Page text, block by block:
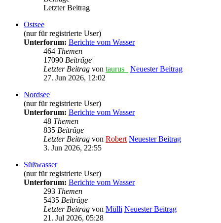
Letzter Beitrag
Ostsee
(nur für registrierte User)
Unterforum: Berichte vom Wasser
464 Themen
17090 Beiträge
Letzter Beitrag von taurus_
Neuester Beitrag
27. Jun 2026, 12:02
Nordsee
(nur für registrierte User)
Unterforum: Berichte vom Wasser
48 Themen
835 Beiträge
Letzter Beitrag von Robert Neuester Beitrag
3. Jun 2026, 22:55
Süßwasser
(nur für registrierte User)
Unterforum: Berichte vom Wasser
293 Themen
5435 Beiträge
Letzter Beitrag von Mülli Neuester Beitrag
21. Jul 2026, 05:28